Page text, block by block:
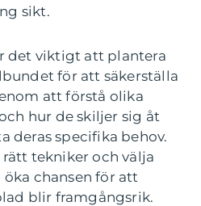
sikt.
det viktigt att plantera
för att säkerställa
att förstå olika
hur de skiljer sig åt
deras specifika behov.
tekniker och välja
chansen för att
blir framgångsrik.